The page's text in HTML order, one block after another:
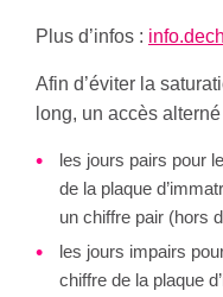
Plus d’infos :
Afin d’éviter la
long, un accès
les jours pairs pour
de la plaque
un chiffre pair (hors
les jours impairs
chiffre de la plaque